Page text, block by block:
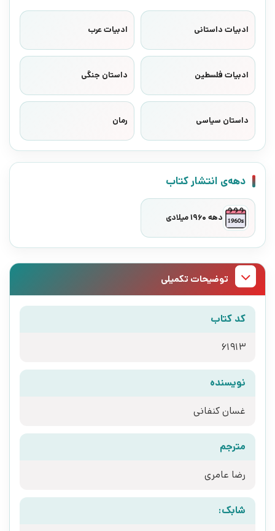
ادبیات داستانی ادبیات عرب
ادبیات فلسطین داستان جنگی
داستان سیاسی رمان
دهه‌ی انتشار کتاب
دهه 1960 میلادی
توضیحات تکمیلی
کد کتاب
61913
نویسنده
غسان کنفانی
مترجم
رضا عامری
شابک: